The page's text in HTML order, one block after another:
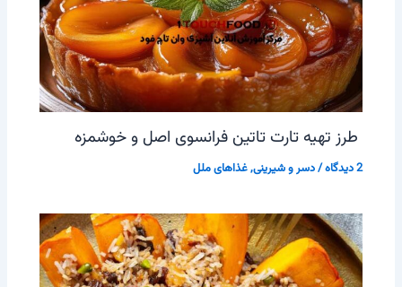
طرز تهیه تارت تاتین فرانسوی اصل و خوشمزه
2 دیدگاه /دسر و شیرینی,غذاهای ملل